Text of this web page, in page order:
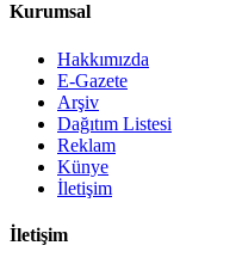
Kurumsal
Hakkımızda
E-Gazete
Arşiv
Dağıtım Listesi
Reklam
Künye
İletişim
İletişim